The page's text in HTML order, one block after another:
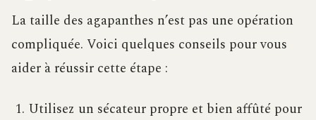
La taille des agapanthes n’est pas une opération
compliquée. Voici quelques conseils pour vous
aider à réussir cette étape :
Utilisez un sécateur propre et bien affûté pour